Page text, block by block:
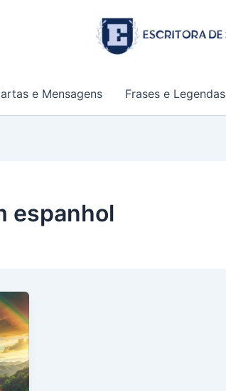
e Mensagens Frases e Legendas
espanhol